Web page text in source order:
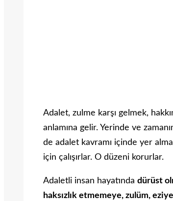
Adalet, zulme karşı gelmek,
anlamına gelir. Yerinde ve
de adalet kavramı içinde yer
için çalışırlar. O düzeni korurlar.
Adaletli insan hayatında dürüst
haksızlık etmemeye, zulüm,